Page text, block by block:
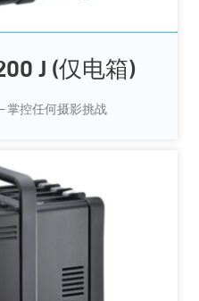
J (仅电箱)
掌控任何摄影挑战